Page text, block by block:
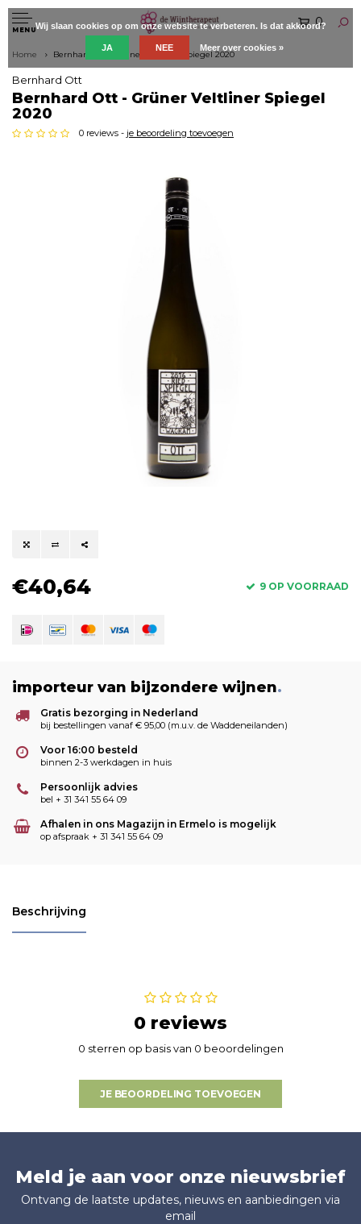
MENU
0
Home Bernhard Ott - Grüner Veltliner Spiegel 2020
Bernhard Ott
Bernhard Ott - Grüner Veltliner Spiegel
2020
0 reviews - je beoordeling toevoegen
€40,64 9 OP VOORRAAD
importeur van bijzondere wijnen.
Gratis bezorging in Nederland
bij bestellingen vanaf € 95,00 (m.u.v. de Waddeneilanden)
Voor 16:00 besteld
binnen 2-3 werkdagen in huis
Persoonlijk advies
bel + 31 341 55 64 09
Afhalen in ons Magazijn in Ermelo is mogelijk
op afspraak + 31 341 55 64 09
Beschrijving
0 reviews
0 sterren op basis van 0 beoordelingen
JE BEOORDELING TOEVOEGEN
Meld je aan voor onze nieuwsbrief
Ontvang de laatste updates, nieuws en aanbiedingen via
email
Wij slaan cookies op om onze website te verbeteren. Is dat akkoord?
JA NEE Meer over cookies »